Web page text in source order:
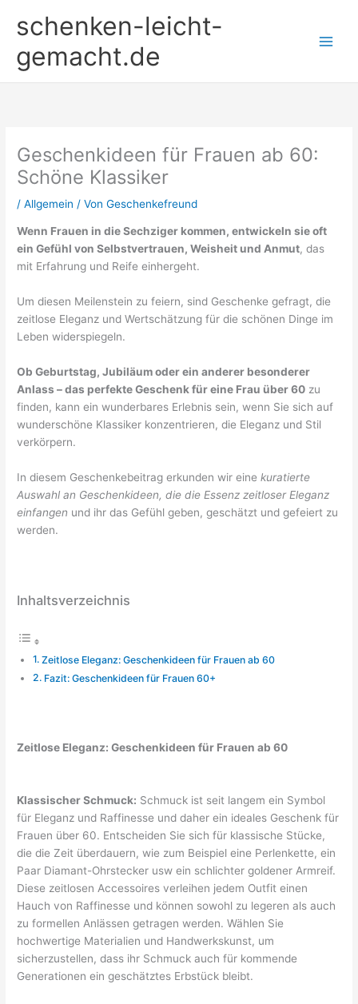
Inhaltschenken-leicht-
gemacht.de
Geschenkideen für Frauen ab 60:
Schöne Klassiker
/Allgemein / VonGeschenkefreund
Wenn Frauen in die Sechziger kommen, entwickeln sie oft
ein Gefühl von Selbstvertrauen, Weisheit und Anmut, das
mit Erfahrung und Reife einhergeht.
Um diesen Meilenstein zu feiern, sind Geschenke gefragt, die
zeitlose Eleganz und Wertschätzung für die schönen Dinge im
Leben widerspiegeln.
Ob Geburtstag, Jubiläum oder ein anderer besonderer
Anlass – das perfekte Geschenk für eine Frau über 60 zu
finden, kann ein wunderbares Erlebnis sein, wenn Sie sich auf
wunderschöne Klassiker konzentrieren, die Eleganz und Stil
verkörpern.
In diesem Geschenkebeitrag erkunden wir einekuratierte
Auswahl an Geschenkideen, die die Essenz zeitloser Eleganz
einfangen und ihr das Gefühl geben, geschätzt und gefeiert zu
werden.
Inhaltsverzeichnis
Zeitlose Eleganz: Geschenkideen für Frauen ab 60
Fazit: Geschenkideen für Frauen 60+
Zeitlose Eleganz: Geschenkideen für Frauen ab 60
Klassischer Schmuck: Schmuck ist seit langem ein Symbol
für Eleganz und Raffinesse und daher ein ideales Geschenk für
Frauen über 60. Entscheiden Sie sich für klassische Stücke,
die die Zeit überdauern, wie zum Beispiel eine Perlenkette, ein
Paar Diamant-Ohrstecker usw ein schlichter goldener Armreif.
Diese zeitlosen Accessoires verleihen jedem Outfit einen
Hauch von Raffinesse und können sowohl zu legeren als auch
zu formellen Anlässen getragen werden. Wählen Sie
hochwertige Materialien und Handwerkskunst, um
sicherzustellen, dass ihr Schmuck auch für kommende
Generationen ein geschätztes Erbstück bleibt.